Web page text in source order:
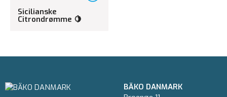
Sicilianske
Citrondrømme 🍋
BÄKO DANMARK